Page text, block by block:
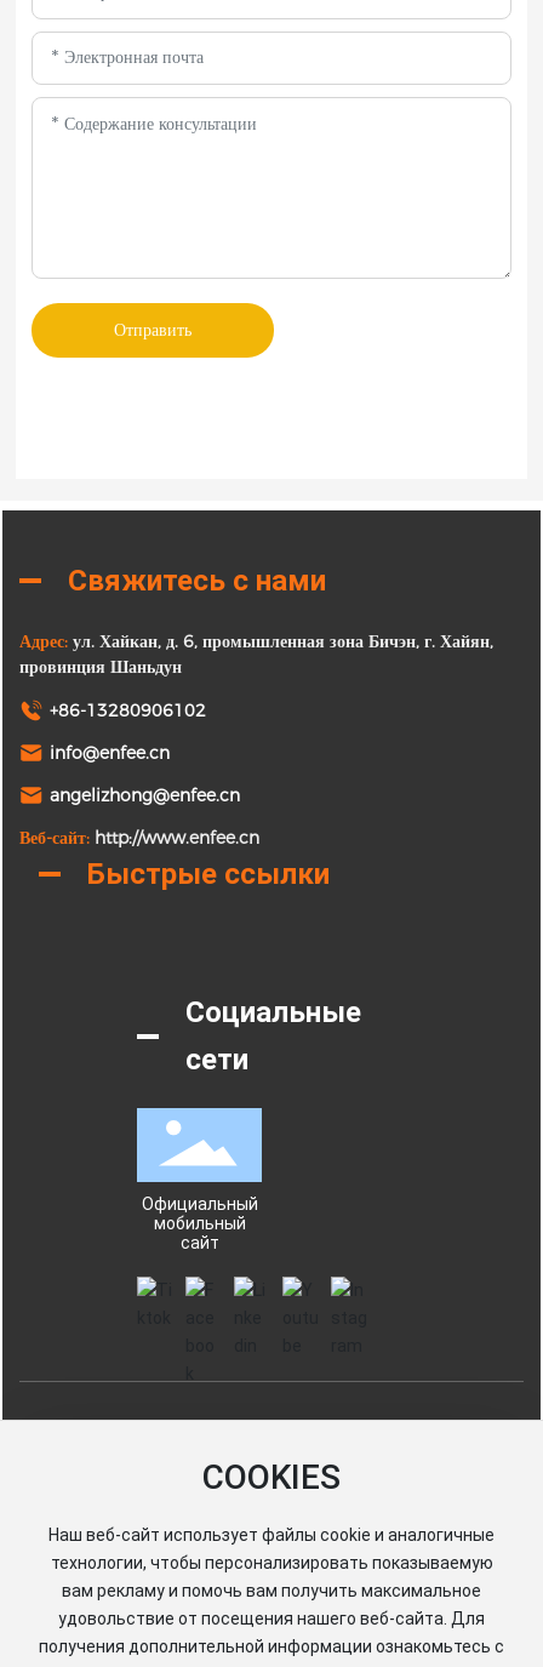
Отправить
Свяжитесь с нами
Адрес:ул. Хайкан, д. 6, промышленная зона Бичэн, г. Хайян,
провинция Шаньдун
+86-13280906102
info@enfee.cn
angelizhong@enfee.cn
Веб-сайт: http://www.enfee.cn
Быстрые ссылки
Социальные
сети
Официальный
мобильный
сайт
COOKIES
Наш веб-сайт использует файлы cookie и аналогичные
технологии, чтобы персонализировать показываемую
вам рекламу и помочь вам получить максимальное
удовольствие от посещения нашего веб-сайта. Для
получения дополнительной информации ознакомьтесь с
Lu No. 37068702000211